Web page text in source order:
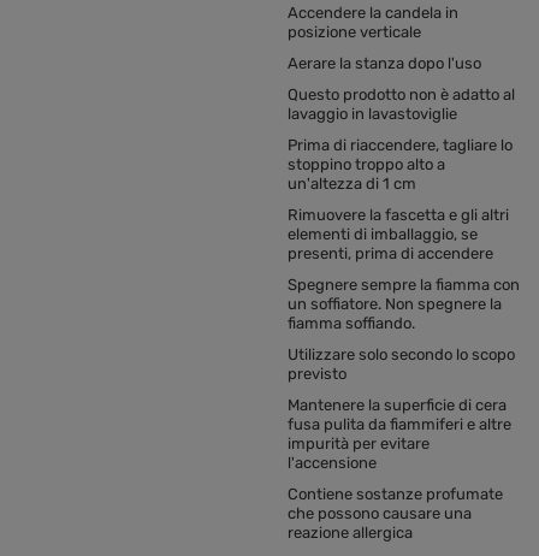
Accendere la candela in
posizione verticale
Aerare la stanza dopo l'uso
Questo prodotto non è adatto al
lavaggio in lavastoviglie
Prima di riaccendere, tagliare lo
stoppino troppo alto a
un'altezza di 1 cm
Rimuovere la fascetta e gli altri
elementi di imballaggio, se
presenti, prima di accendere
Spegnere sempre la fiamma con
un soffiatore. Non spegnere la
fiamma soffiando.
Utilizzare solo secondo lo scopo
previsto
Mantenere la superficie di cera
fusa pulita da fiammiferi e altre
impurità per evitare
l'accensione
Contiene sostanze profumate
che possono causare una
reazione allergica